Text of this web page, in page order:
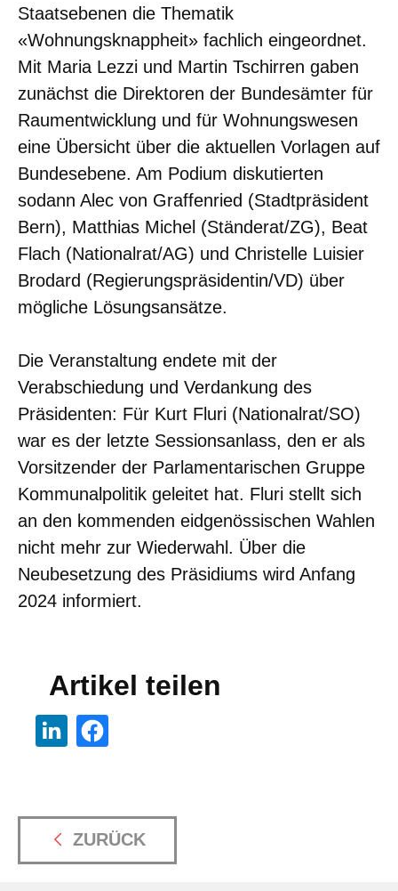
Staatsebenen die Thematik
«Wohnungsknappheit» fachlich eingeordnet.
Mit Maria Lezzi und Martin Tschirren gaben
zunächst die Direktoren der Bundesämter für
Raumentwicklung und für Wohnungswesen
eine Übersicht über die aktuellen Vorlagen auf
Bundesebene. Am Podium diskutierten
sodann Alec von Graffenried (Stadtpräsident
Bern), Matthias Michel (Ständerat/ZG), Beat
Flach (Nationalrat/AG) und Christelle Luisier
Brodard (Regierungspräsidentin/VD) über
mögliche Lösungsansätze.
Die Veranstaltung endete mit der
Verabschiedung und Verdankung des
Präsidenten: Für Kurt Fluri (Nationalrat/SO)
war es der letzte Sessionsanlass, den er als
Vorsitzender der Parlamentarischen Gruppe
Kommunalpolitik geleitet hat. Fluri stellt sich
an den kommenden eidgenössischen Wahlen
nicht mehr zur Wiederwahl. Über die
Neubesetzung des Präsidiums wird Anfang
2024 informiert.
Artikel teilen
ZURÜCK